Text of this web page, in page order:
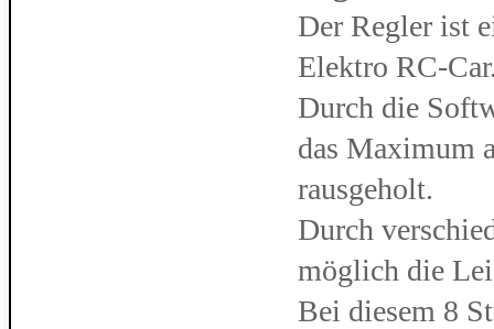
Der Regler ist
Elektro RC-
Durch die
das Maximum
rausgeholt.
Durch
möglich die
Bei diesem 8